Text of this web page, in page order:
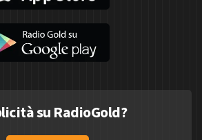
su RadioGold?